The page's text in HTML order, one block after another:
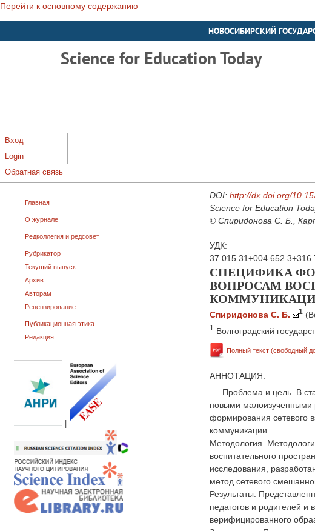
Перейти к основному содержанию
НОВОСИБИРСКИЙ
Science for Education Today
Вход
Login
Обратная связь
Главная
О журнале
Редколлегия и редсовет
Рубрикатор
Текущий выпуск
Архив
Авторам
Рецензирование
Публикационная этика
Редакция
DOI: http://dx.doi.org/
Science for Education
© Спиридонова С. Б.,
УДК:
СПЕЦИФИКА
ВОПРОСАМ
Спиридонова С. Б. 1
1 Волгоградский
Полный текст (свободный
АННОТАЦИЯ:
Проблема и цель. В
новыми малоизученными
формирования сетевого
коммуникации.
Методология.
воспитательного
исследования,
метод сетевого
Результаты.
педагогов и родителей и
верифицированного